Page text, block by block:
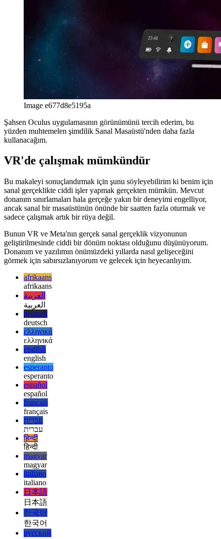
Image e677d8e5195a
yüzden muhtemelen şimdilik Sanal Masaüstü'nden daha fazla
VR'de çalışmak mümkündür
Bu makaleyi sonuçlandırmak için şunu söyleyebilirim ki benim için
sanal gerçeklikte ciddi işler yapmak gerçekten mümkün. Mevcut
donanım sınırlamaları hala gerçeğe yakın bir deneyimi engelliyor,
ancak sanal bir masaüstünün önünde bir saatten fazla oturmak ve
sadece çalışmak artık bir rüya değil.
Bunun VR ve Meta'nın gerçek sanal gerçeklik vizyonunun
geliştirilmesinde ciddi bir dönüm noktası olduğunu düşünüyorum.
Donanım ve yazılımın önümüzdeki yıllarda nasıl gelişeceğini
görmek için sabırsızlanıyorum ve gelecek için heyecanlıyım.
afrikaans
afrikaans
العربية
العربية
deutsch
deutsch
ελληνικά
ελληνικά
english
english
esperanto
esperanto
español
español
français
français
עברית
עברית
हिन्दी
हिन्दी
magyar
magyar
italiano
italiano
日本語
日本語